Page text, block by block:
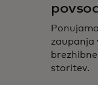
povsod
zaupanja
storitev.